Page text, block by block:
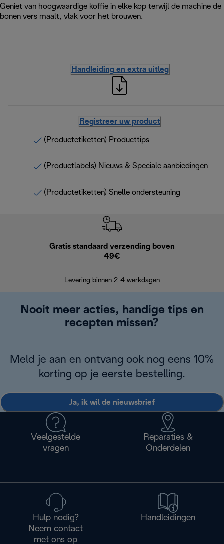
Geniet van hoogwaardige koffie in elke kop terwijl de machine de
bonen vers maalt, vlak voor het brouwen.
Handleiding en extra uitleg
Registreer uw product
(Productetiketten) Producttips
(Productlabels) Nieuws & Speciale aanbiedingen
(Productetiketten) Snelle ondersteuning
Gratis standaard verzending boven
49€
Levering binnen 2-4 werkdagen
Nooit meer acties, handige tips en
recepten missen?
Meld je aan en ontvang ook nog eens 10%
korting op je eerste bestelling.
Ja, ik wil de nieuwsbrief
Veelgestelde
vragen
Reparaties &
Onderdelen
Hulp nodig?
Neem contact
met ons op
Handleidingen